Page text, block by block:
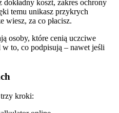
koszt, zakres ochrony
temu unikasz przykrych
wiesz, za co płacisz.
osoby, które cenią uczciwe
to, co podpisują – nawet jeśli
kroki: